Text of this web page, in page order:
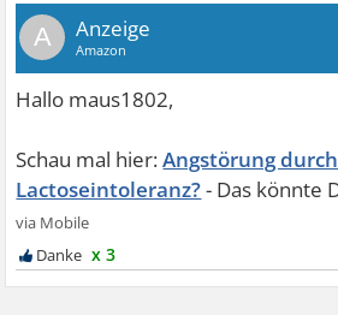
A
Angstörung durch
Lactoseintoleranz?
x 3